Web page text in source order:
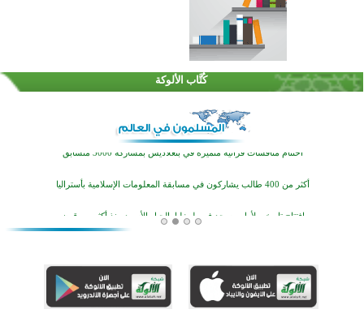
كُتَّاب الألوكة
اختتام الدورة التاسعة لمسابقة حفظ وتلاوة القرآن الكريم في أزناكاييف
تيسليتش تختتم برنامجا تعليميا لتعزيز القيم وبناء الشخصية للشباب المسلمين
اختتام منافسات قرآنية متميزة في بنغلاديش بمشاركة 3000 متسابق
افتتاح تاريخي لأول مسجد في بلييفليا بالجبل الأسود منذ أكثر من قرن
منطقة ريبوفسي تحتفل بميلاد مسجد جديد في أجواء إيمانية مميزة
القرآن والتربية في صدارة البرامج الصيفية للمسلمين في بينزا وساراتوف وموردوفيا هذا العام
اختتام الدورة التاسعة لمسابقة حفظ وتلاوة القرآن الكريم في أزناكاييف